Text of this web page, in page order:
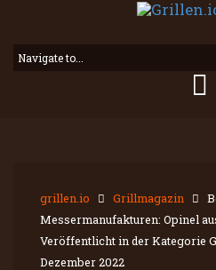
grillen.io Grillmagazin
Messermanufakturen: Opinel
Veröffentlicht in der Kategorie
Dezember 2022